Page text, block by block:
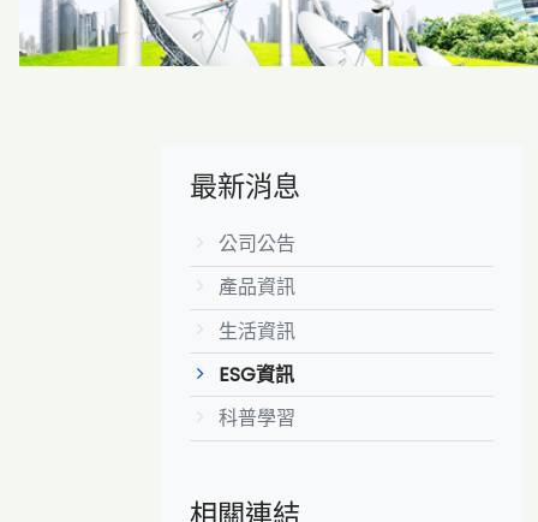
最新消息
公司公告
產品資訊
生活資訊
ESG資訊
科普學習
相關連結